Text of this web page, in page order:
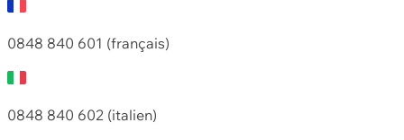
0848 840 601 (français)
0848 840 602 (italien)